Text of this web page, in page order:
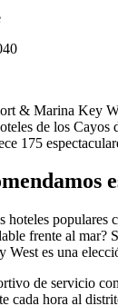
& Marina Key
de los Cayos
175
hoteles populares
frente al mar?
es una
de servicio
cada hora al